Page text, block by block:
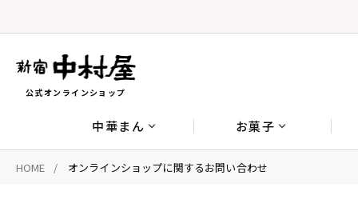
公式オンラインショップ
中華まん お菓子
HOME オンラインショップに関するお問い合わせ